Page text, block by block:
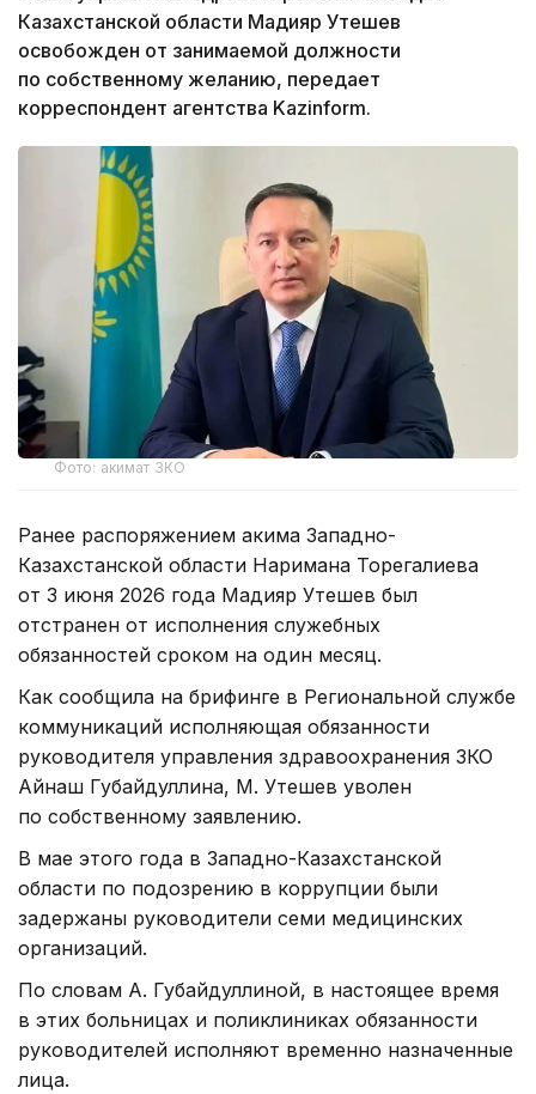
Казахстанской области Мадияр Утешев
освобожден от занимаемой должности
по собственному желанию, передает
корреспондент агентства Kazinform.
Фото: акимат ЗКО
Ранее распоряжением акима Западно-
Казахстанской области Наримана Торегалиева
от 3 июня 2026 года Мадияр Утешев был
отстранен от исполнения служебных
обязанностей сроком на один месяц.
Как сообщила на брифинге в Региональной службе
коммуникаций исполняющая обязанности
руководителя управления здравоохранения ЗКО
Айнаш Губайдуллина, М. Утешев уволен
по собственному заявлению.
В мае этого года в Западно-Казахстанской
области по подозрению в коррупции были
задержаны руководители семи медицинских
организаций.
По словам А. Губайдуллиной, в настоящее время
в этих больницах и поликлиниках обязанности
руководителей исполняют временно назначенные
лица.